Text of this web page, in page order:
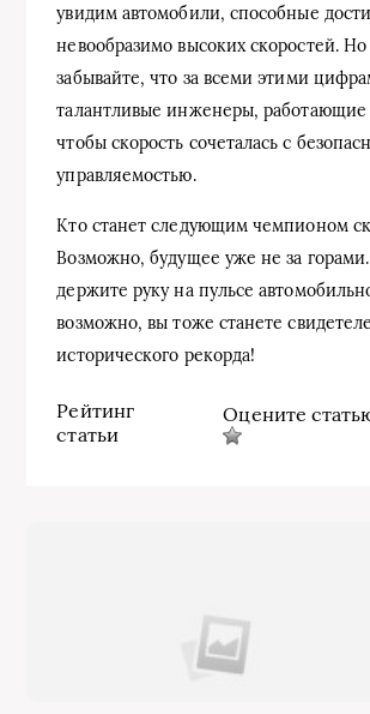
увидим автомобили, способные
невообразимо высоких скоростей. Но
забывайте, что за всеми этими
талантливые инженеры, работающие
чтобы скорость сочеталась с
управляемостью.
Кто станет следующим чемпионом
Возможно, будущее уже не за
держите руку на пульсе
возможно, вы тоже станете
исторического рекорда!
Рейтинг
статьи
Оцените